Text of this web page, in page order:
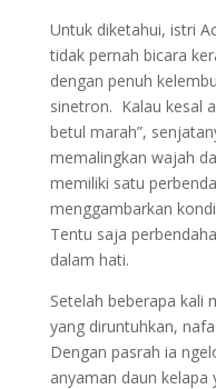
Untuk diketahui, istri
tidak pernah bicara
dengan penuh
sinetron. Kalau kesal
betul marah”,
memalingkan wajah
memiliki satu
menggambarkan
Tentu saja
dalam hati.
Setelah beberapa kali
yang diruntuhkan,
Dengan pasrah ia
anyaman daun